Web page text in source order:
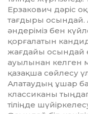
Ерзакович дә­ріс
тағ­дыры осындай.
әндеріміз бен
қорғалатын
жағдайы осындай
ауылынан келген
қа­зақша сөйлесу
Алатаудың ұшар
классиканы
тіліңде